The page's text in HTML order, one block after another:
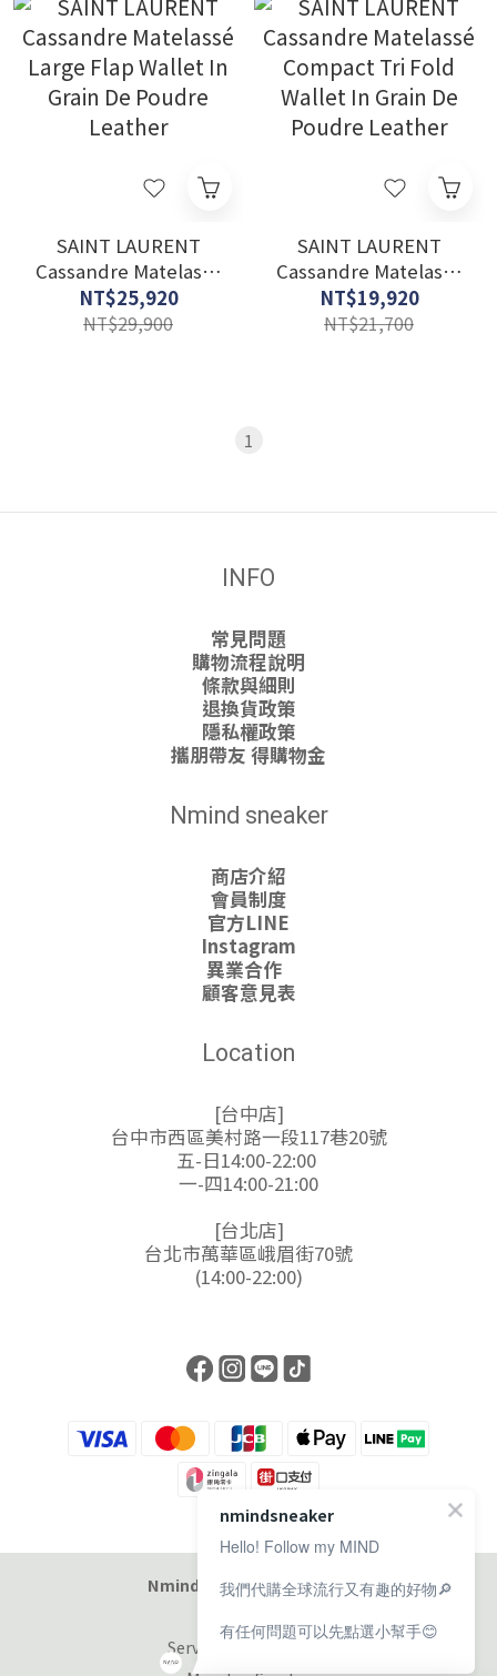
SAINT LAURENT
Cassandre Matelassé
Large Flap Wallet In
Grain De Poudre
NT$25,920
NT$29,900
SAINT LAURENT
Cassandre Matelassé
Compact Tri Fold
Wallet In Grain De
NT$19,920
NT$21,700
1
INFO
常見問題
購物流程說明
條款與細則
退換貨政策
隱私權政策
攜朋帶友 得購物金
Nmind sneaker
商店介紹
會員制度
官方LINE
Instagram
異業合作
顧客意見表
Location
[台中店]
台中市西區美村路一段117巷20號
五-日14:00-22:00
一-四14:00-21:00
[台北店]
台北市萬華區峨眉街70號
(14:00-22:00)
Nmind Sneaker 恩邁選貨店
Service at 11:00-19:00
nmindsneaker
Hello! Follow my MIND
我們代購全球流行又有趣的好物🔎
有任何問題可以先點選小幫手😊